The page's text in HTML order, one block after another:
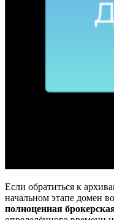
Если обратиться к
начальном этапе домен
полноценная